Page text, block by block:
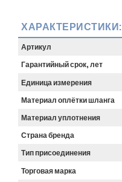
ХАРАКТЕРИСТИКИ:
Артикул
Гарантийный срок, лет
Единица измерения
Материал оплётки шланга
Материал уплотнения
Страна бренда
Тип присоединения
Торговая марка